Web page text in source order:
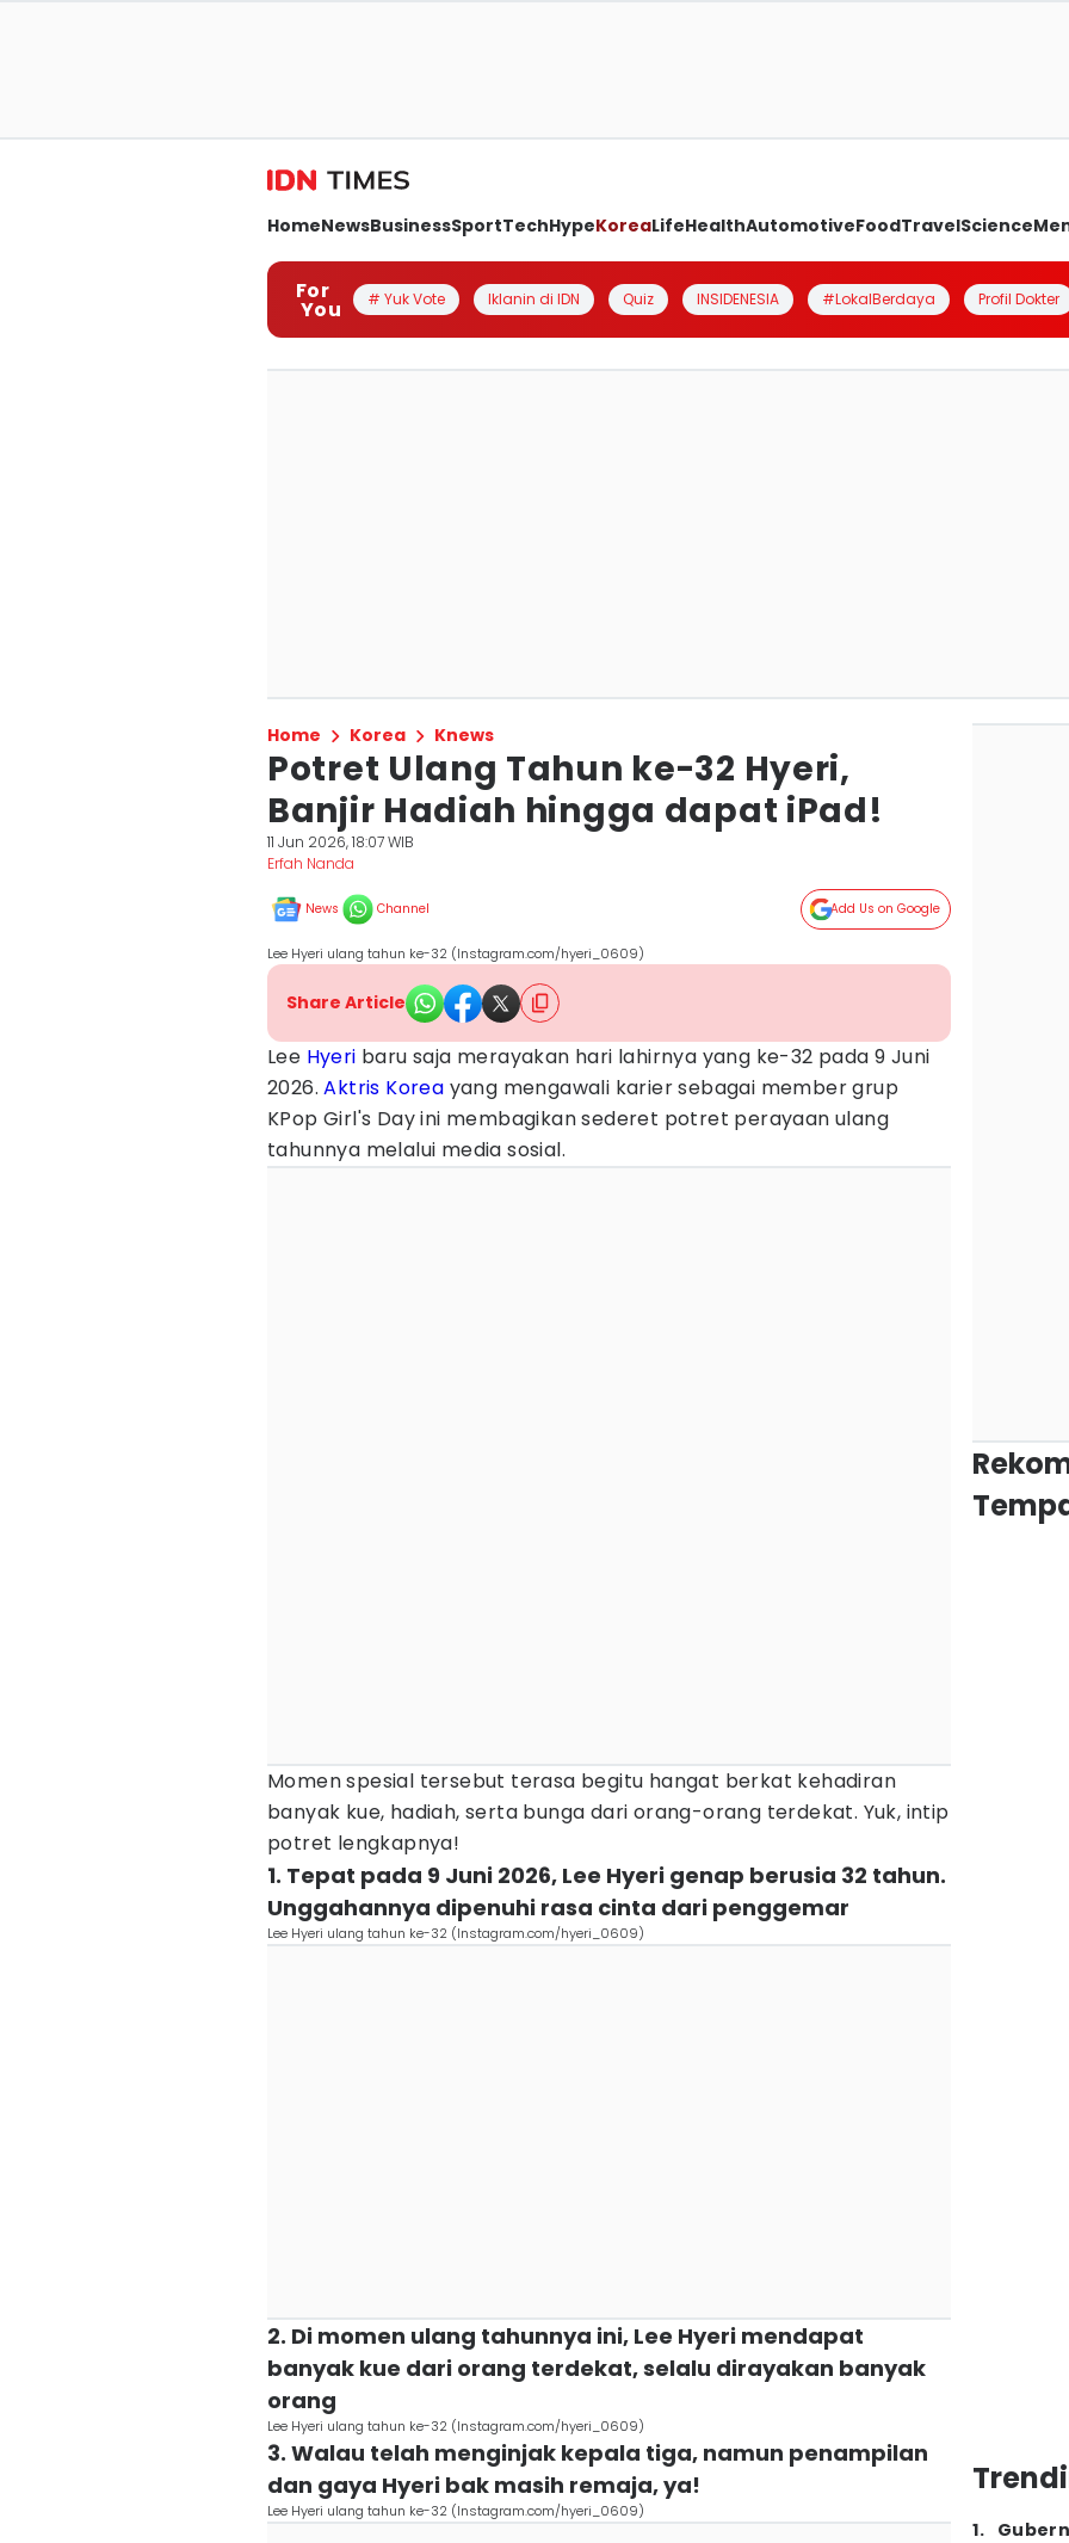
HomeNewsBusinessSportTechHypeKoreaLifeHealthAutomotiveFoodTravelScience
For
You # Yuk Vote Iklanin di IDN Quiz INSIDENESIA #LokalBerdaya Profil Dokter
Home Korea Knews
Potret Ulang Tahun ke-32 Hyeri,
Banjir Hadiah hingga dapat iPad!
11 Jun 2026, 18:07 WIB
Erfah Nanda
News Channel Add Us on Google
Lee Hyeri ulang tahun ke-32 (Instagram.com/hyeri_0609)
Share Article
Lee Hyeri baru saja merayakan hari lahirnya yang ke-32 pada 9 Juni
2026.Aktris Korea yang mengawali karier sebagai member grup
KPop Girl's Day ini membagikan sederet potret perayaan ulang
tahunnya melalui media sosial.
Momen spesial tersebut terasa begitu hangat berkat kehadiran
banyak kue, hadiah, serta bunga dari orang-orang terdekat. Yuk, intip
potret lengkapnya!
1. Tepat pada 9 Juni 2026, Lee Hyeri genap berusia 32 tahun.
Unggahannya dipenuhi rasa cinta dari penggemar
Lee Hyeri ulang tahun ke-32 (Instagram.com/hyeri_0609)
2. Di momen ulang tahunnya ini, Lee Hyeri mendapat
banyak kue dari orang terdekat, selalu dirayakan banyak
orang
Lee Hyeri ulang tahun ke-32 (Instagram.com/hyeri_0609)
3. Walau telah menginjak kepala tiga, namun penampilan
dan gaya Hyeri bak masih remaja, ya!
Lee Hyeri ulang tahun ke-32 (Instagram.com/hyeri_0609)
1.